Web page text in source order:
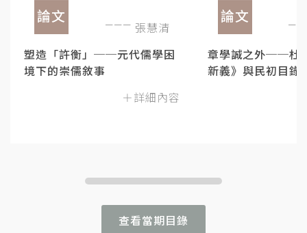
論文
張慧清
塑造「許衡」──元代儒學困
境下的崇儒敘事
＋詳細內容
論文
章學誠之外──杜
新義》與民初目錄
查看當期目錄